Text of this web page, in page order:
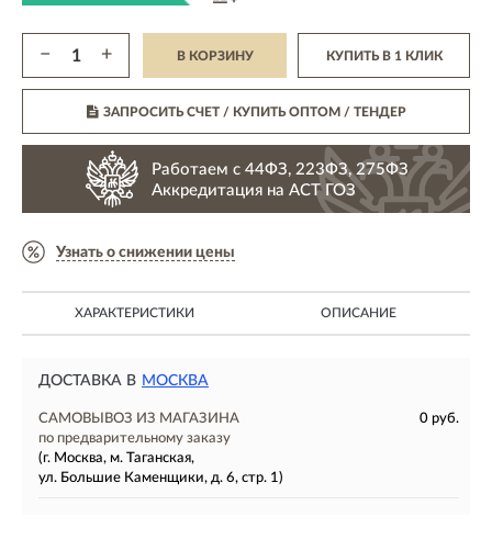
− + В КОРЗИНУ КУПИТЬ В 1 КЛИК
ЗАПРОСИТЬ СЧЕТ / КУПИТЬ ОПТОМ/ ТЕНДЕР
Работаем с 44ФЗ, 223ФЗ, 275ФЗ
Аккредитация на АСТ ГОЗ
Узнать о снижении цены
ХАРАКТЕРИСТИКИ ОПИСАНИЕ
ДОСТАВКА В МОСКВА
САМОВЫВОЗ ИЗ МАГАЗИНА
0 руб.
по предварительному заказу
(г. Москва, м. Таганская,
ул. Большие Каменщики, д. 6, стр. 1)